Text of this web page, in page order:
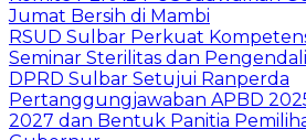
Jumat Bersih di Mambi
RSUD Sulbar Perkuat
Seminar Sterilitas dan
DPRD Sulbar Setujui Ranperda
Pertanggungjawaban APBD
2027 dan Bentuk Panitia